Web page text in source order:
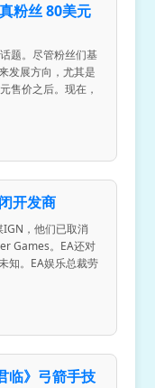
粉丝 80美元
题。尽管粉丝们基
发展方向，尤其是
售价之后。现在，
开发商
IGN，他们已取消
Games。EA还对
知。EA娱乐总裁劳
临》弓箭手技